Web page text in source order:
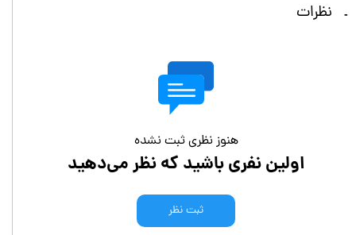
نظرات
هنوز نظری ثبت نشده
اولین نفری باشید که نظر می‌دهید
ثبت نظر